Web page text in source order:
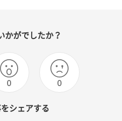
かがでしたか？
0 0
シェアする